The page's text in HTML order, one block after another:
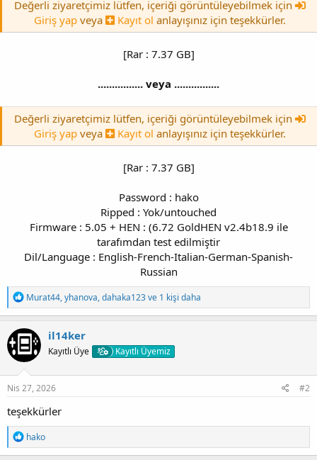
Değerli ziyaretçimiz lütfen, içeriği görüntüleyebilmek için
Giriş yap veya Kayıt ol anlayışınız için teşekkürler.
[Rar : 7.37 GB]
................ veya ................
Değerli ziyaretçimiz lütfen, içeriği görüntüleyebilmek için
Giriş yap veya Kayıt ol anlayışınız için teşekkürler.
[Rar : 7.37 GB]
Password : hako
Ripped : Yok/untouched
Firmware : 5.05 + HEN : (6.72 GoldHEN v2.4b18.9 ile
tarafımdan test edilmiştir
Dil/Language : English-French-Italian-German-Spanish-
Russian​
T
e
p
k
i
l
e
r
:
Murat44,yhanova,dahaka123ve 1 kişi daha
il14ker
Kayıtlı Üye Kayıtlı Üyemiz
Nis 27, 2026 #2
teşekkürler
T
e
hako